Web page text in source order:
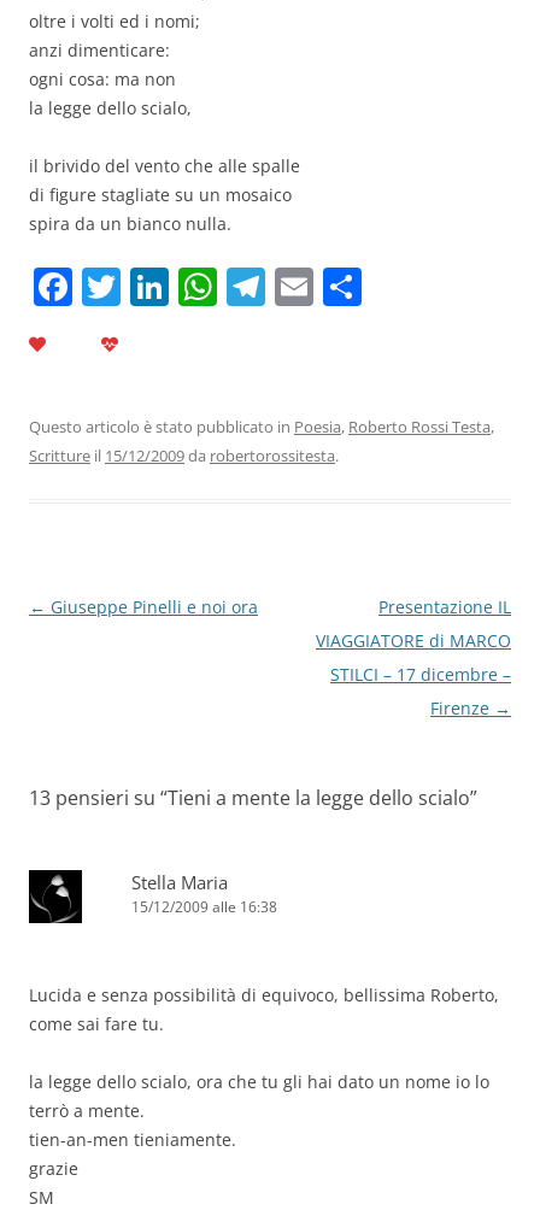
oltre i volti ed i nomi;
anzi dimenticare:
ogni cosa: ma non
la legge dello scialo,
il brivido del vento che alle spalle
di figure stagliate su un mosaico
spira da un bianco nulla.
F
b
o
T Li
dI
n
W
A
p
T
a
m
E
vi
Questo articolo è stato pubblicato in Poesia, Roberto Rossi Testa,
Scritture il 15/12/2009da robertorossitesta.
Navigazione
← Giuseppe Pinelli e noi ora
Presentazione IL
VIAGGIATORE di MARCO
STILCI – 17 dicembre –
Firenze →
13 pensieri su “Tieni a mente la legge dello scialo”
Stella Maria
15/12/2009 alle 16:38
Lucida e senza possibilità di equivoco, bellissima Roberto,
come sai fare tu.
la legge dello scialo, ora che tu gli hai dato un nome io lo
terrò a mente.
tien-an-men tieniamente.
grazie
SM